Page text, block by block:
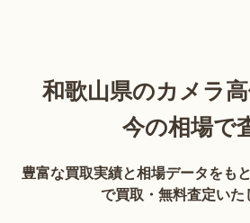
和歌山県のカメラ
今の相場で
豊富な買取実績と相場データをも
で買取・無料査定いた